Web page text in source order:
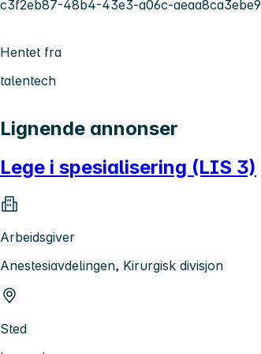
c3f2eb87-48b4-43e3-a06c-aeaa8ca3ebe9
Hentet fra
talentech
Lignende annonser
Lege i spesialisering (LIS 3)
Arbeidsgiver
Anestesiavdelingen, Kirurgisk divisjon
Sted